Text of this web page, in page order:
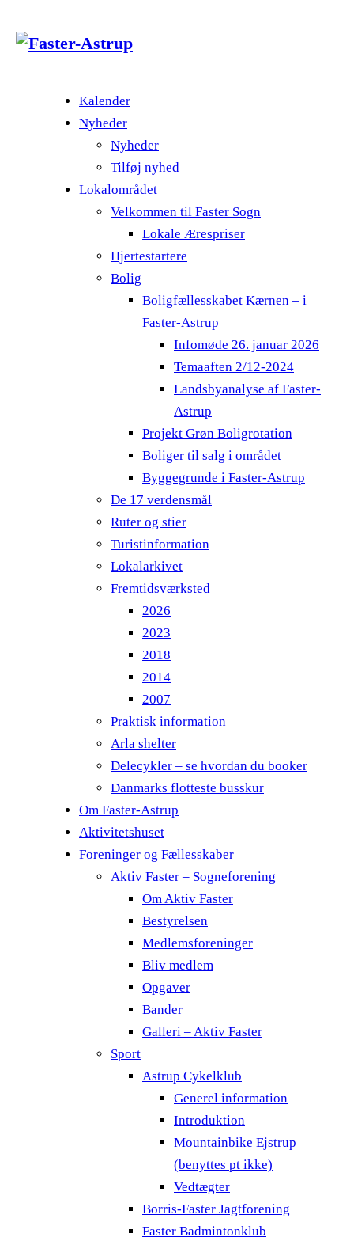
Kalender
Nyheder
Nyheder
Tilføj nyhed
Lokalområdet
Velkommen til Faster Sogn
Lokale Ærespriser
Hjertestartere
Bolig
Boligfællesskabet Kærnen – i
Faster-Astrup
Infomøde 26. januar 2026
Temaaften 2/12-2024
Landsbyanalyse af Faster-
Astrup
Projekt Grøn Boligrotation
Boliger til salg i området
Byggegrunde i Faster-Astrup
De 17 verdensmål
Ruter og stier
Turistinformation
Lokalarkivet
Fremtidsværksted
2026
2023
2018
2014
2007
Praktisk information
Arla shelter
Delecykler – se hvordan du booker
Danmarks flotteste busskur
Om Faster-Astrup
Aktivitetshuset
Foreninger og Fællesskaber
Aktiv Faster – Sogneforening
Om Aktiv Faster
Bestyrelsen
Medlemsforeninger
Bliv medlem
Opgaver
Bander
Galleri – Aktiv Faster
Sport
Astrup Cykelklub
Generel information
Introduktion
Mountainbike Ejstrup
(benyttes pt ikke)
Vedtægter
Borris-Faster Jagtforening
Faster Badmintonklub